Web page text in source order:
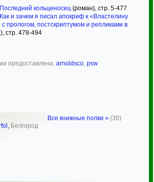
Последний кольценосец (роман), стр. 5-477
Как и зачем я писал апокриф к «Властелину
прологом, постскриптумом и репликами в
стр. 478-494
предоставлена: arnoldsco, psw
, Белгород
Все книжные полки » (30)